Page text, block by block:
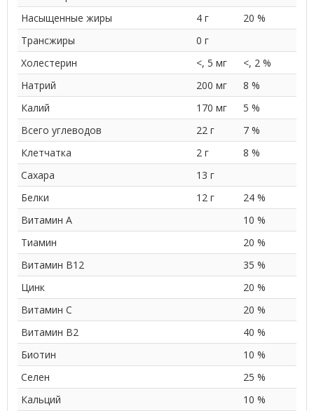
Насыщенные жиры
4 г
20 %
Трансжиры
0 г
Холестерин
<, 5 мг
<, 2 %
Натрий
200 мг
8 %
Калий
170 мг
5 %
Всего углеводов
22 г
7 %
Клетчатка
2 г
8 %
Сахара
13 г
Белки
12 г
24 %
Витамин A
10 %
Тиамин
20 %
Витамин B12
35 %
Цинк
20 %
Витамин С
20 %
Витамин B2
40 %
Биотин
10 %
Селен
25 %
Кальций
10 %